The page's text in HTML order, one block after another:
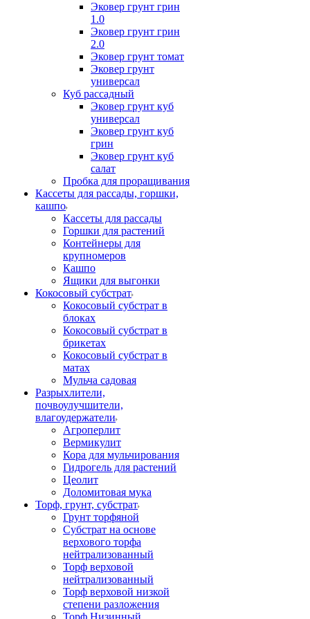
Эковер грунт грин
1.0
Эковер грунт грин
2.0
Эковер грунт томат
Эковер грунт
универсал
Куб рассадный
Эковер грунт куб
универсал
Эковер грунт куб
грин
Эковер грунт куб
салат
Пробка для проращивания
Кассеты для рассады, горшки,
кашпо
Кассеты для рассады
Горшки для растений
Контейнеры для
крупномеров
Кашпо
Ящики для выгонки
Кокосовый субстрат
Кокосовый субстрат в
блоках
Кокосовый субстрат в
брикетах
Кокосовый субстрат в
матах
Мульча садовая
Разрыхлители,
почвоулучшители,
влагоудержатели
Агроперлит
Вермикулит
Кора для мульчирования
Гидрогель для растений
Цеолит
Доломитовая мука
Торф, грунт, субстрат
Грунт торфяной
Субстрат на основе
верхового торфа
нейтрализованный
Торф верховой
нейтрализованный
Торф верховой низкой
степени разложения
Торф Низинный